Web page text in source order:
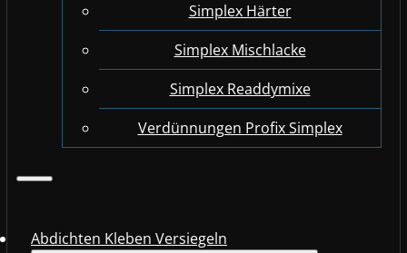
Simplex Härter
Simplex Mischlacke
Simplex Readdymixe
Verdünnungen Profix Simplex
Abdichten Kleben Versiegeln